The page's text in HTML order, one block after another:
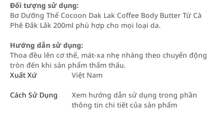
Đối tượng sử dụng:
Bơ Dưỡng Thể Cocoon Dak Lak Coffee Body Butter Từ Cà
Phê Đắk Lắk 200ml phù hợp cho mọi loại da.
Hướng dẫn sử dụng:
Thoa đều lên cơ thể, mát-xa nhẹ nhàng theo chuyển động
tròn đến khi sản phẩm thẩm thấu.
Xuất Xứ
Việt Nam
Cách Sử Dụng
Xem hướng dẫn sử dụng trong phần
thông tin chi tiết của sản phẩm